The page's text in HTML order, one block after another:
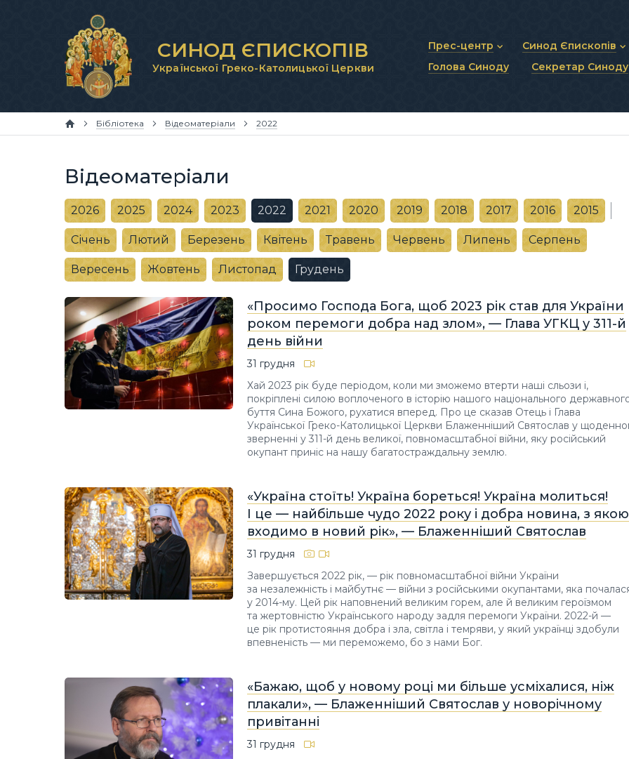
СИНОД ЄПИСКОПІВ
Української Греко-Католицької Церкви
Прес-центр
Новини та анонси
Синод Єпископів
Статут Синоду
Синодальні органи
Голова Синоду Секретар Синоду
Бібліотека Відеоматеріали 2022
Відеоматеріали
2026 2025 2024 2023 2022 2021 2020 2019 2018 2017 2016 2015
Січень Лютий Березень Квітень Травень Червень Липень Серпень
Вересень Жовтень Листопад Грудень
«Просимо Господа Бога, щоб 2023 рік став для України
роком перемоги добра над злом», — Глава УГКЦ у 311-й
день війни
31 грудня
Хай 2023 рік буде періодом, коли ми зможемо втерти наші сльози і,
покріплені силою воплоченого в історію нашого національного
буття Сина Божого, рухатися вперед. Про це сказав Отець і Глава
Української Греко-Католицької Церкви Блаженніший Святослав у
зверненні у 311-й день великої, повномасштабної війни, яку російський
окупант приніс на нашу багатостраждальну землю.
«Україна стоїть! Україна бореться! Україна молиться!
І це — найбільше чудо 2022 року і добра новина, з якою
входимо в новий рік», — Блаженніший Святослав
31 грудня
Завершується 2022 рік, — рік повномасштабної війни України
за незалежність і майбутнє — війни з російськими окупантами, яка
у 2014-му. Цей рік наповнений великим горем, але й великим героїзмом
та жертовністю Українського народу задля перемоги України. 2022-й —
це рік протистояння добра і зла, світла і темряви, у який українці здобули
впевненість — ми переможемо, бо з нами Бог.
«Бажаю, щоб у новому році ми більше усміхалися, ніж
плакали», — Блаженніший Святослав у новорічному
привітанні
31 грудня